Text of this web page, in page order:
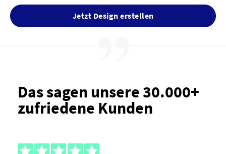
Jetzt Design erstellen
Das sagen unsere 30.000+
zufriedene Kunden